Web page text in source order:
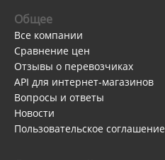
Общее
Все компании
Сравнение цен
Отзывы о перевозчиках
API для интернет-магазинов
Вопросы и ответы
Новости
Пользовательское соглашение